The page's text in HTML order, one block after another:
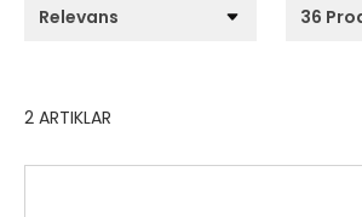
2 ARTIKLAR